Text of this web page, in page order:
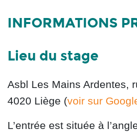
INFORMATIONS
Lieu du stage
Asbl Les Mains Ardentes,
4020 Liège (voir sur
L’entrée est située à